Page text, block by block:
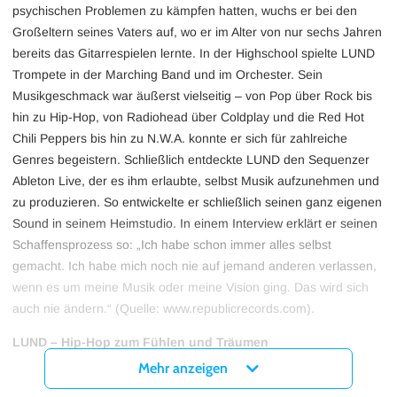
psychischen Problemen zu kämpfen hatten, wuchs er bei den
Großeltern seines Vaters auf, wo er im Alter von nur sechs Jahren
bereits das Gitarrespielen lernte. In der Highschool spielte LUND
Trompete in der Marching Band und im Orchester. Sein
Musikgeschmack war äußerst vielseitig – von Pop über Rock bis
hin zu Hip-Hop, von Radiohead über Coldplay und die Red Hot
Chili Peppers bis hin zu N.W.A. konnte er sich für zahlreiche
Genres begeistern. Schließlich entdeckte LUND den Sequenzer
Ableton Live, der es ihm erlaubte, selbst Musik aufzunehmen und
zu produzieren. So entwickelte er schließlich seinen ganz eigenen
Sound in seinem Heimstudio. In einem Interview erklärt er seinen
Schaffensprozess so: „Ich habe schon immer alles selbst
gemacht. Ich habe mich noch nie auf jemand anderen verlassen,
wenn es um meine Musik oder meine Vision ging. Das wird sich
auch nie ändern.“ (Quelle: www.republicrecords.com).
LUND – Hip-Hop zum Fühlen und Träumen
2016 begann LUND, seine eigene Musik online zu veröffentlichen.
Der Song „Broken“, der minimalistische Trapbeats, luftige
Mehr anzeigen